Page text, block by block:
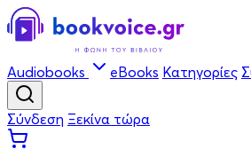
Audiobooks eBooks Κατηγορίες
Σύνδεση Ξεκίνα τώρα